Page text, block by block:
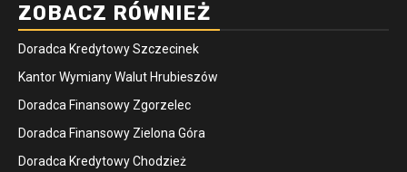
ZOBACZ RÓWNIEŻ
Doradca Kredytowy Szczecinek
Kantor Wymiany Walut Hrubieszów
Doradca Finansowy Zgorzelec
Doradca Finansowy Zielona Góra
Doradca Kredytowy Chodzież